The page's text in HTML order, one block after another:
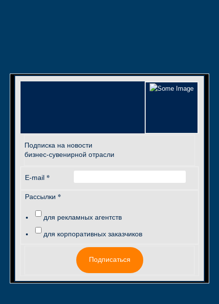
Подписка на новости
бизнес-сувенирной отрасли
E-mail *
Рассылки *
для рекламных агентств
для корпоративных заказчиков
Подписаться